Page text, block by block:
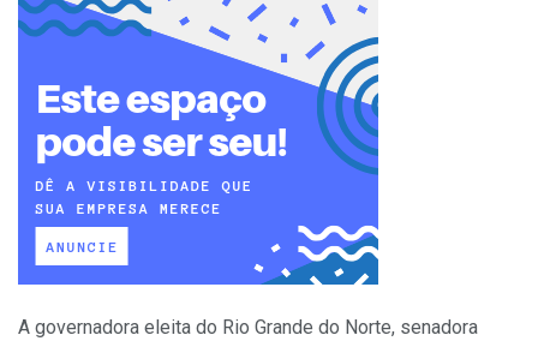
A governadora eleita do Rio Grande do Norte, senadora